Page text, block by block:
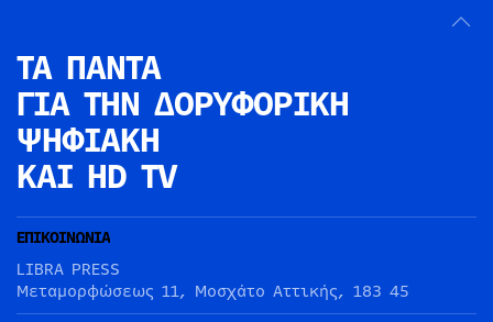
ΤΑ ΠΑΝΤΑ
ΓΙΑ ΤΗΝ ΔΟΡΥΦΟΡΙΚΗ
ΨΗΦΙΑΚΗ
ΚΑΙ HD TV
ΕΠΙΚΟΙΝΩΝΙΑ
LIBRA PRESS
Μεταμορφώσεως 11, Μοσχάτο Αττικής, 183 45